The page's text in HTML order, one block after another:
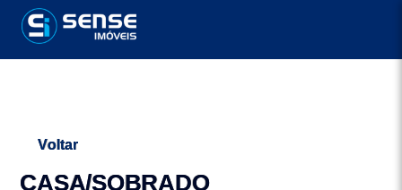
Voltar
CASA/SOBRADO